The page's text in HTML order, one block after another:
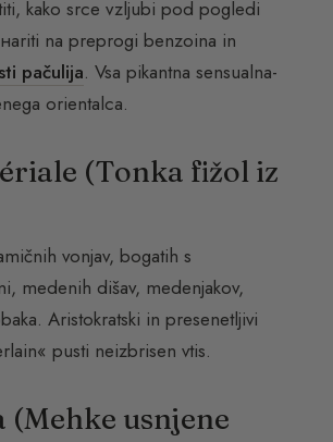
kako srce vzljubi pod pogledi
na preprogi benzoina in
pačulija. Vsa pikantna sensualna-
orientalca.
(Tonka fižol iz
vonjav, bogatih s
medenih dišav, medenjakov,
Aristokratski in presenetljivi
pusti neizbrisen vtis.
(Mehke usnjene